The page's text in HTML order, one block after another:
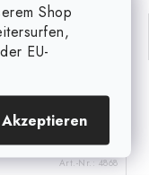
Shop
EU-
Akzeptieren
IN DEN KORB
langsam...
Art.-Nr.: 4868